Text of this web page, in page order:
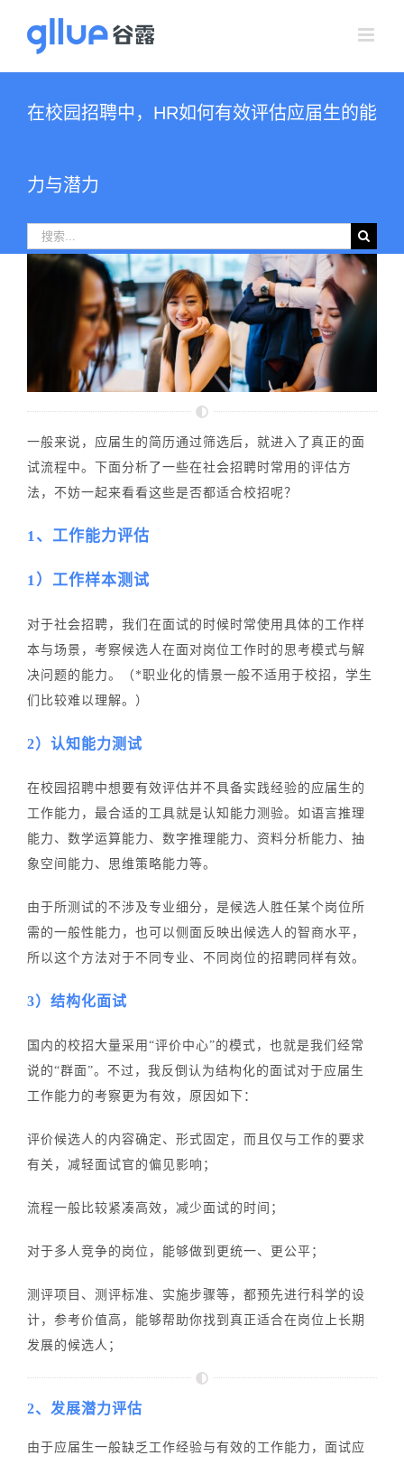
容
在校园招聘中，HR如何有效评估应届生的能
力与潜力
索：
一般来说，应届生的简历通过筛选后，就进入了真正的面
试流程中。下面分析了一些在社会招聘时常用的评估方
法，不妨一起来看看这些是否都适合校招呢？
1、工作能力评估
1）工作样本测试
对于社会招聘，我们在面试的时候时常使用具体的工作样
本与场景，考察候选人在面对岗位工作时的思考模式与解
决问题的能力。（*职业化的情景一般不适用于校招，学生
们比较难以理解。）
2）认知能力测试
在校园招聘中想要有效评估并不具备实践经验的应届生的
工作能力，最合适的工具就是认知能力测验。如语言推理
能力、数学运算能力、数字推理能力、资料分析能力、抽
象空间能力、思维策略能力等。
由于所测试的不涉及专业细分，是候选人胜任某个岗位所
需的一般性能力，也可以侧面反映出候选人的智商水平，
所以这个方法对于不同专业、不同岗位的招聘同样有效。
3）结构化面试
国内的校招大量采用“评价中心”的模式，也就是我们经常
说的“群面”。不过，我反倒认为结构化的面试对于应届生
工作能力的考察更为有效，原因如下：
评价候选人的内容确定、形式固定，而且仅与工作的要求
有关，减轻面试官的偏见影响；
流程一般比较紧凑高效，减少面试的时间；
对于多人竞争的岗位，能够做到更统一、更公平；
测评项目、测评标准、实施步骤等，都预先进行科学的设
计，参考价值高，能够帮助你找到真正适合在岗位上长期
发展的候选人；
2、发展潜力评估
由于应届生一般缺乏工作经验与有效的工作能力，面试应